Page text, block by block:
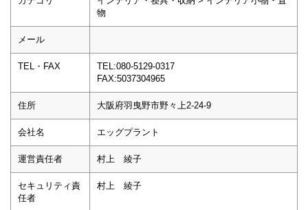
物
メール
TEL・FAX
TEL:080-5129-0317
FAX:5037304965
住所 大阪府羽曳野市野々上2-24-9
会社名 エッグプラント
運営責任者 村上 綾子
セキュリティ責
任者
村上 綾子